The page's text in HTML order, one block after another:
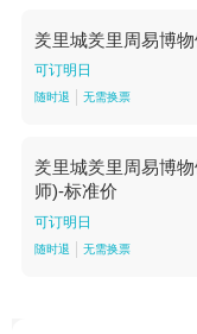
羑里城羑里周易博
可订明日
随时退 无需换票
羑里城羑里周易博
师)-标准价
可订明日
随时退 无需换票